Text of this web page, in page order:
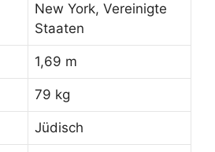
New York, Vereinigte
Staaten
1,69 m
79 kg
Jüdisch